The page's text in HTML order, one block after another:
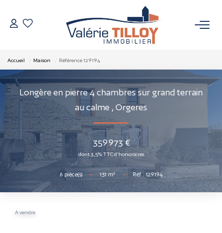
Vendus
VENDRE
L’AGENCE
Qui Sommes Nous
Accueil Maison Référence 129194
Longère en pierre 4 chambres sur grand terrain
au calme , Orgeres
359 973 €
dont 3,5% TTC d'honoraires
6 pièce(s) • 131 m² • Réf : 129194
A vendre